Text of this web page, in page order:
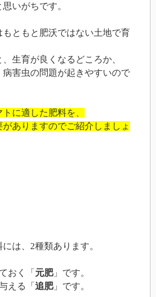
いがちです。
ともと肥沃ではない土地で育
生育が良くなるどころか、
害虫の問題が起きやすいので
に適した肥料を、
ありますのでご紹介しましょ
は、2種類あります。
おく「元肥」です。
える「追肥」です。